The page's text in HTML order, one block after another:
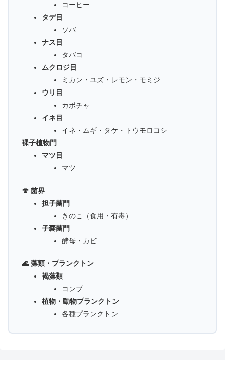
コーヒー
タデ目
ソバ
ナス目
タバコ
ムクロジ目
ミカン・ユズ・レモン・モミジ
ウリ目
カボチャ
イネ目
イネ・ムギ・タケ・トウモロコシ
裸子植物門
マツ目
マツ
🍄 菌界
担子菌門
きのこ（食用・有毒）
子嚢菌門
酵母・カビ
🌊 藻類・プランクトン
褐藻類
コンブ
植物・動物プランクトン
各種プランクトン